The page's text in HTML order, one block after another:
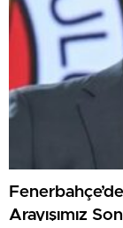
Arayışımız